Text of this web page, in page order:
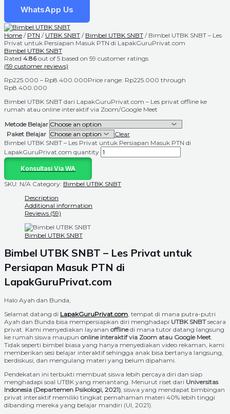
WhatsApp Us
Home / PTN / UTBK SNBT / Bimbel UTBK SNBT / Bimbel UTBK SNBT – Les
Privat untuk Persiapan Masuk PTN di LapakGuruPrivat.com
Bimbel UTBK SNBT
Rated 4.86out of 5 based on 59 customer ratings
(59 customer reviews)
Rp225.000 – Rp8.400.000Price range: Rp225.000 through
Rp8.400.000
Bimbel UTBK SNBT dari LapakGuruPrivat.com – Les privat offline ke
rumah atau online interaktif via Zoom/Google Meet
Metode Belajar
Paket Belajar
Clear
Bimbel UTBK SNBT – Les Privat untuk Persiapan Masuk PTN di
LapakGuruPrivat.com quantity
Konsultasi Via WA
SKU: N/A Category: Bimbel UTBK SNBT
Description
Additional information
Reviews (59)
Bimbel UTBK SNBT
Bimbel UTBK SNBT – Les Privat untuk
Persiapan Masuk PTN di
LapakGuruPrivat.com
Halo Ayah dan Bunda,
Selamat datang di LapakGuruPrivat.com , tempat di mana putra-putri
Ayah dan Bunda bisa mempersiapkan diri menghadapi UTBK SNBTsecara
privat. Kami menyediakan layanan offlinedi mana tutor datang langsung
ke rumah siswa maupun online interaktif via Zoom atau Google Meet
Tidak seperti bimbel biasa yang hanya menyediakan video rekaman, kami
memberikan sesi belajar interaktif sehingga anak bisa bertanya langsung,
berdiskusi, dan mengulang materi yang belum dipahami.
Pendekatan ini terbukti membuat siswa lebih percaya diri dan siap
menghadapi soal UTBK yang menantang. Menurut riset dari Universitas
Indonesia (Departemen Psikologi, 2021) , siswa yang mendapat bimbingan
privat interaktif memiliki tingkat pemahaman materi 40% lebih tinggi
dibanding mereka yang belajar mandiri (UI, 2021).